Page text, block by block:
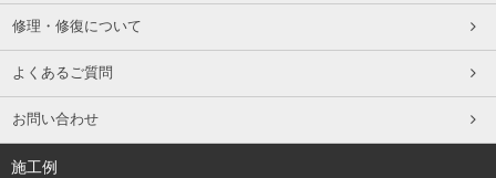
修理・修復について
よくあるご質問
お問い合わせ
施工例